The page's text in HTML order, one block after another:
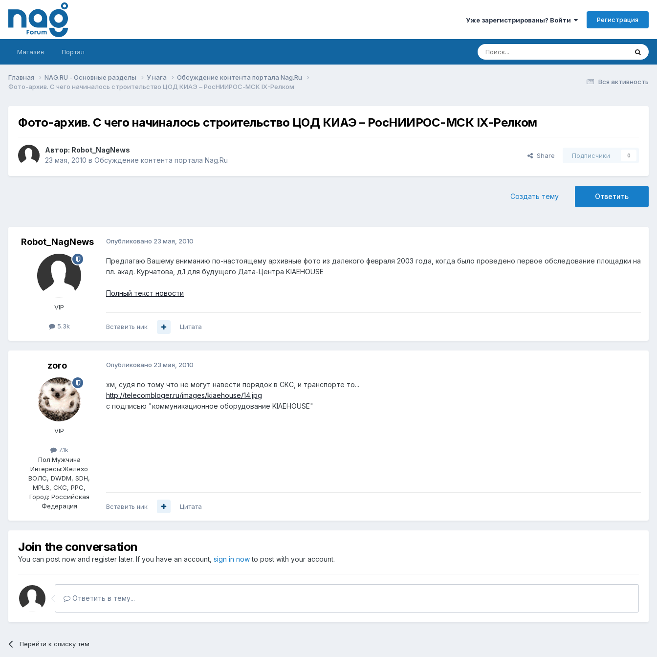
Уже зарегистрированы? Войти Регистрация
Магазин Портал
Вся активность
Главная NAG.RU - Основные разделы У нага
Обсуждение контента портала Nag.Ru
Фото-архив. С чего начиналось строительство ЦОД КИАЭ – РосНИИРОС-МСК IX-Релком
Фото-архив. С чего начиналось строительство ЦОД КИАЭ – РосНИИРОС-МСК IX-Релком
Автор: Robot_NagNews
23 мая, 2010 в Обсуждение контента портала Nag.Ru
Share Подписчики 0
Ответить
Создать тему
Robot_NagNews
VIP
5.3k
Опубликовано 23 мая, 2010
Предлагаю Вашему вниманию по-настоящему архивные фото из далекого февраля 2003 года, когда было проведено первое обследование площадки на
пл. акад. Курчатова, д.1 для будущего Дата-Центра KIAEHOUSE
Полный текст новости
Вставить ник Цитата
zoro
VIP
7.1k
Пол:Мужчина
Интересы:Железо
ВОЛС, DWDM, SDH,
MPLS, СКС, РРС,
Город: Российская
Федерация
Опубликовано 23 мая, 2010
хм, судя по тому что не могут навести порядок в СКС, и транспорте то...
http://telecombloger.ru/images/kiaehouse/14.jpg
с подписью "коммуникационное оборудование KIAEHOUSE"
Вставить ник Цитата
Join the conversation
You can post now and register later. If you have an account, sign in nowto post with your account.
Ответить в тему...
Перейти к списку тем